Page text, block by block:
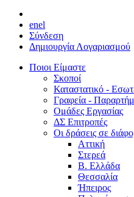
enel
Σύνδεση
Δημιουργία Λογαριασμού
Ποιοι Είμαστε
Σκοποί
Καταστατικό -
Γραφεία -
Ομάδες Εργασίας
ΔΣ Επιτροπές
Οι δράσεις σε
Αττική
Στερεά
Β. Ελλάδα
Θεσσαλία
Ήπειρος